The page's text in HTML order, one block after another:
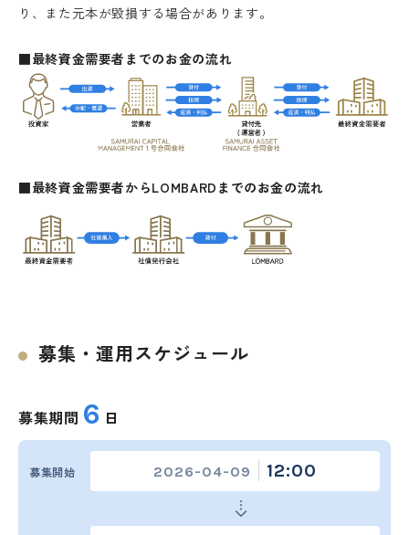
り、また元本が毀損する場合があります。
■最終資金需要者までのお金の流れ
■最終資金需要者からLOMBARDまでのお金の流れ
募集・運用スケジュール
募集期間 6 日
募集開始 2026-04-09 12:00